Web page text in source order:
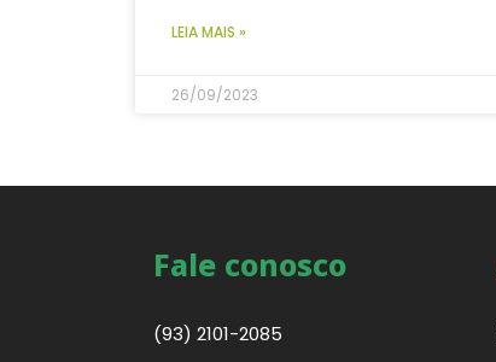
LEIA MAIS »
26/09/2023
Fale conosco
(93) 2101-2085